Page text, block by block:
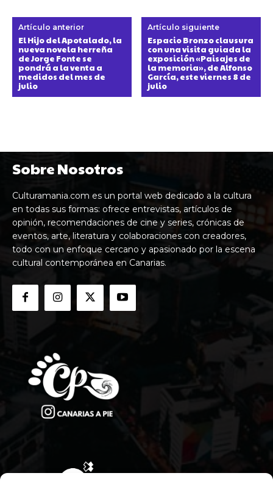
Artículo anterior
El Hijo del Apotalado, la
nueva novela herreña
de Jorge Fonte se
pondrá a la venta a
medidos del mes de
julio
Artículo siguiente
Espacio Bronzo clausura
con una visita guiada la
exposición «Paisajes de
la memoria», de Alfonso
García, este viernes 8 de
julio
Sobre Nosotros
Culturamania.com es un portal web dedicado a la cultura
en todas sus formas: ofrece entrevistas, artículos de
opinión, recomendaciones de cine y series, crónicas de
eventos, arte, literatura y colaboraciones con creadores,
todo con un enfoque cercano y apasionado por la escena
cultural contemporánea en Canarias.